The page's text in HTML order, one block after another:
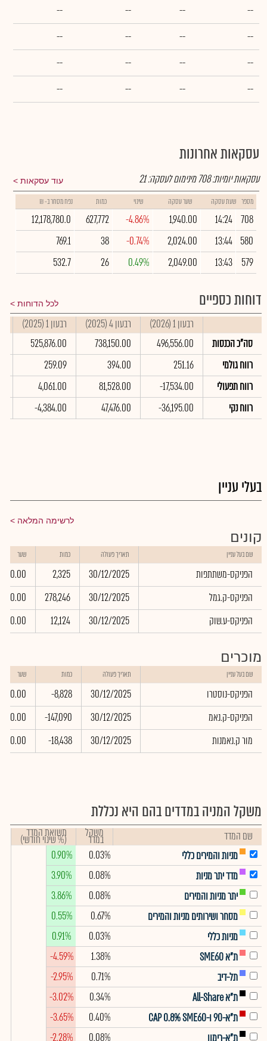
--
--
--
--
--
--
--
--
--
--
--
--
--
--
--
--
עסקאות אחרונות
עוד עסקאות עסקאות יומיות:708מינימום לעסקה:21
מספר שעת עסקה שער עסקה שינוי כמות נפח מסחר ב- ₪
708
14:24
1,940.00
-4.86%
627,772
12,178,780.0
580
13:44
2,024.00
-0.74%
38
769.1
579
13:43
2,049.00
0.49%
26
532.7
דוחות כספיים לכל הדוחות
רבעון 1 (2026) רבעון 4 (2025) רבעון 1 (2025)
סה"כ הכנסות
496,556.00
738,150.00
525,876.00
רווח גולמי
251.16
394.00
259.09
רווח תפעולי
-17,534.00
81,528.00
4,061.00
רווח נקי
-36,195.00
47,476.00
-4,384.00
בעלי עניין
לרשימה המלאה
קונים
שם בעל עניין תאריך פעולה כמות שער
הפניקס-משתתפות 30/12/2025
2,325
0.00
הפניקס-ק.גמל
30/12/2025
278,246
0.00
הפניקס-ע.שוק
30/12/2025
12,124
0.00
מוכרים
שם בעל עניין תאריך פעולה כמות שער
הפניקס-נוסטרו 30/12/2025
-8,828
0.00
הפניקס-ק.נאמ
30/12/2025
-147,090
0.00
מור ק.נאמנות
30/12/2025
-18,438
0.00
משקל המניה במדדים בהם היא נכללת
שם המדד משקל
במדד תשואת המדד
(% שינוי חודשי)
מניות והמירים כללי
0.03%
0.90%
מדד יתר מניות
0.08%
3.90%
יתר מניות והמירים
0.08%
3.86%
מסחר ושירותים מניות והמירים
0.67%
0.55%
מניות כללי
0.03%
0.91%
ת"א SME60
1.38%
-4.59%
תל-דיב
0.71%
-2.95%
ת"א All-Share
0.34%
-3.02%
ת"א-90 ו-CAP 0.8% SME60
0.40%
-3.65%
0.08%
-2.28%